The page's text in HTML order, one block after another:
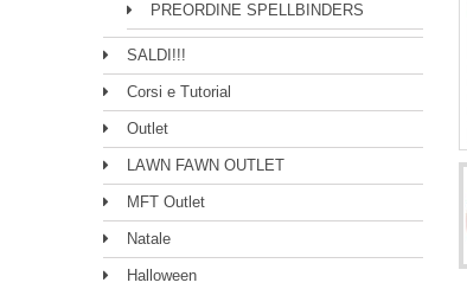
PREORDINE SPELLBINDERS
SALDI!!!
Corsi e Tutorial
Outlet
LAWN FAWN OUTLET
MFT Outlet
Natale
Halloween